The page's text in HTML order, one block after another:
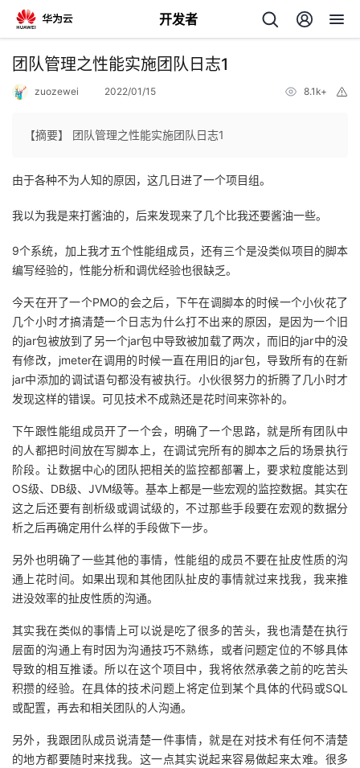
开发者
返
主
页
的
开
发
者
我
的
博
我
的
坛
我
圈
的
播
我
活
动
的
关
注
我
的
开
我
的
我
团队管理之性能实施团队日志1
zuozewei 2022/01/15 8.1k+
【摘要】 团队管理之性能实施团队日志1
由于各种不为人知的原因，这几日进了一个项目组。
我以为我是来打酱油的，后来发现来了几个比我还要酱油一些。
9个系统，加上我才五个性能组成员，还有三个是没类似项目的脚本
编写经验的，性能分析和调优经验也很缺乏。
今天在开了一个PMO的会之后，下午在调脚本的时候一个小伙花了
几个小时才搞清楚一个日志为什么打不出来的原因，是因为一个旧
的jar包被放到了另一个jar包中导致被加载了两次，而旧的jar中的没
有修改，jmeter在调用的时候一直在用旧的jar包，导致所有的在新
jar中添加的调试语句都没有被执行。小伙很努力的折腾了几小时才
发现这样的错误。可见技术不成熟还是花时间来弥补的。
下午跟性能组成员开了一个会，明确了一个思路，就是所有团队中
的人都把时间放在写脚本上，在调试完所有的脚本之后的场景执行
阶段。让数据中心的团队把相关的监控都部署上，要求粒度能达到
OS级、DB级、JVM级等。基本上都是一些宏观的监控数据。其实在
这之后还要有剖析级或调试级的，不过那些手段要在宏观的数据分
析之后再确定用什么样的手段做下一步。
另外也明确了一些其他的事情，性能组的成员不要在扯皮性质的沟
通上花时间。如果出现和其他团队扯皮的事情就过来找我，我来推
进没效率的扯皮性质的沟通。
其实我在类似的事情上可以说是吃了很多的苦头，我也清楚在执行
层面的沟通上有时因为沟通技巧不熟练，或者问题定位的不够具体
导致的相互推诿。所以在这个项目中，我将依然承袭之前的吃苦头
积攒的经验。在具体的技术问题上将定位到某个具体的代码或SQL
或配置，再去和相关团队的人沟通。
另外，我跟团队成员说清楚一件事情，就是在对技术有任何不清楚
的地方都要随时来找我。这一点其实说起来容易做起来太难。很多